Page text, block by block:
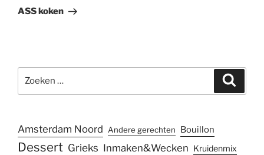
bericht
ASS koken
naar:
Amsterdam Noord Andere gerechten Bouillon
Dessert Grieks Inmaken&Wecken Kruidenmix